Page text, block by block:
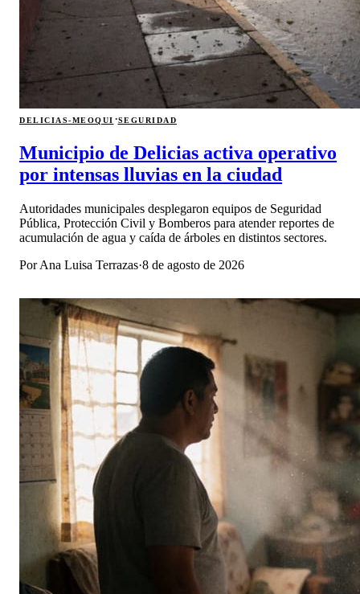
DELICIAS-MEOQUI ·SEGURIDAD
Municipio de Delicias activa operativo
por intensas lluvias en la ciudad
Autoridades municipales desplegaron equipos de Seguridad
Pública, Protección Civil y Bomberos para atender reportes de
acumulación de agua y caída de árboles en distintos sectores.
PorAna Luisa Terrazas·8 de agosto de 2026